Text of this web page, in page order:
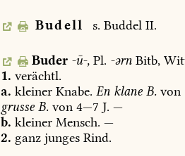
Budell s. BuddelII.
Buder -ū-,Pl. -ərn Bitb,
1. verächtl.
a. kleiner Knabe. En klane B. von
grusse B. von 4—7 J. —
b. kleiner Mensch. —
2. ganz junges Rind.